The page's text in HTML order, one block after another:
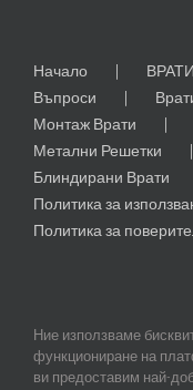
Начало ВРАТИ
Въпроси
Монтаж Врати
Метални Решетки
Блиндирани Врати
Политика за
Политика за
Ние използваме
функциониране на
ви предоставим най-